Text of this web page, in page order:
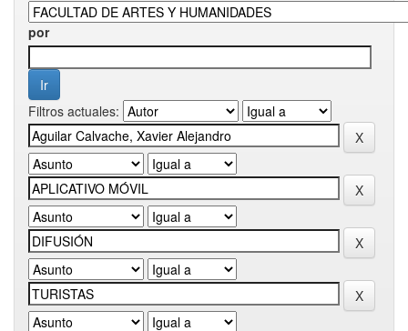
por
Filtros actuales: